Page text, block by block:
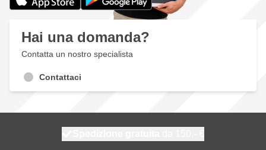
Hai una domanda?
Contatta un nostro specialista
Contattaci